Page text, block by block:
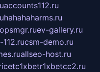
accounts112.ru
hahahaharms.ru
opsmgr.ruev-gallery.ru
csm-demo.ru
allseo-host.ru